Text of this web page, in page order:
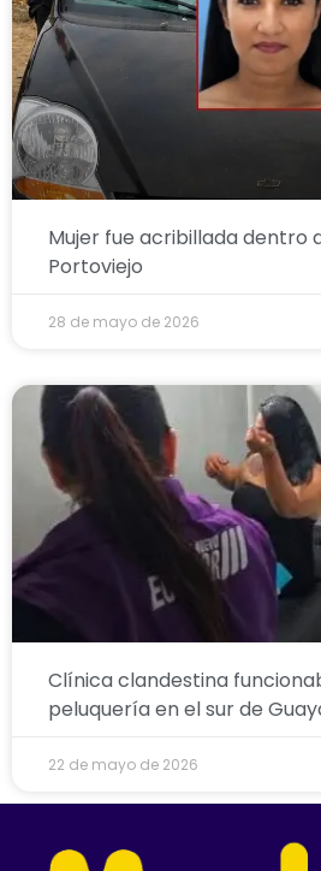
Mujer fue acribillada dentro
Portoviejo
28 de mayo de 2026
Clínica clandestina
peluquería en el sur de
22 de mayo de 2026